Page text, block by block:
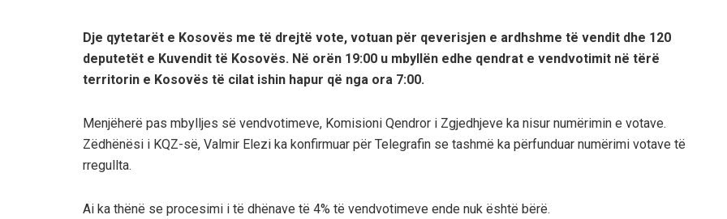
Dje qytetarët e Kosovës me të drejtë vote, votuan për qeverisjen e ardhshme të vendit dhe 120
deputetët e Kuvendit të Kosovës. Në orën 19:00 u mbyllën edhe qendrat e vendvotimit në tërë
territorin e Kosovës të cilat ishin hapur që nga ora 7:00.
Menjëherë pas mbylljes së vendvotimeve, Komisioni Qendror i Zgjedhjeve ka nisur numërimin e votave.
Zëdhënësi i KQZ-së, Valmir Elezi ka konfirmuar për Telegrafin se tashmë ka përfunduar numërimi votave të
rregullta.
Ai ka thënë se procesimi i të dhënave të 4% të vendvotimeve ende nuk është bërë.